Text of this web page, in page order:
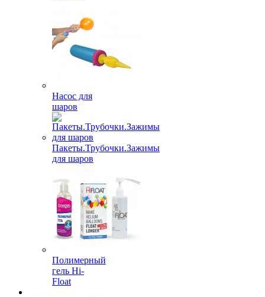
Насос для
шаров
Пакеты.Трубочки.Зажимы
для шаров
Полимерный
гель Hi-
Float